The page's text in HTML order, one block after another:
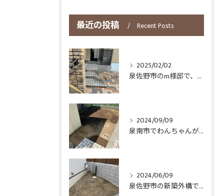
最近の投稿 Recent Posts
2025/02/02
泉佐野市のm様邸で、芝生、御影石の駐車場をインターロッキングにしたいとご要望があり、施工致しました。
2024/09/09
泉南市でわんちゃんが庭で有意義に遊べるように人工芝を敷きました
2024/06/09
泉佐野市の新築外構で庭の一部を人工芝施工させていただきました